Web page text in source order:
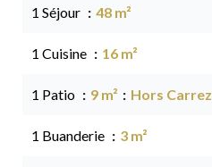
1 Séjour 48 m²
1 Cuisine 16 m²
1 Patio 9 m² Hors Carrez
1 Buanderie 3 m²